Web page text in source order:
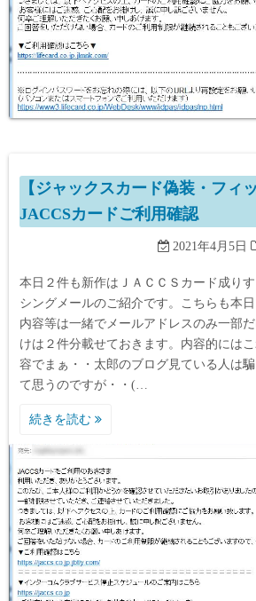
【ジャックスカード偽装・フィ
JACCSカードご利用確認
2021年4月5日
本日２件も新作はＪＡＣＣＳカード成り
シングメールのご紹介です。こちらも本日
内容等は一緒でメールアドレスのみ一部
けは２件分載せておきます。内容的には
容でまぁ・・太郎のブログ見ている人は
て思うのですが・・(…
続きを読む